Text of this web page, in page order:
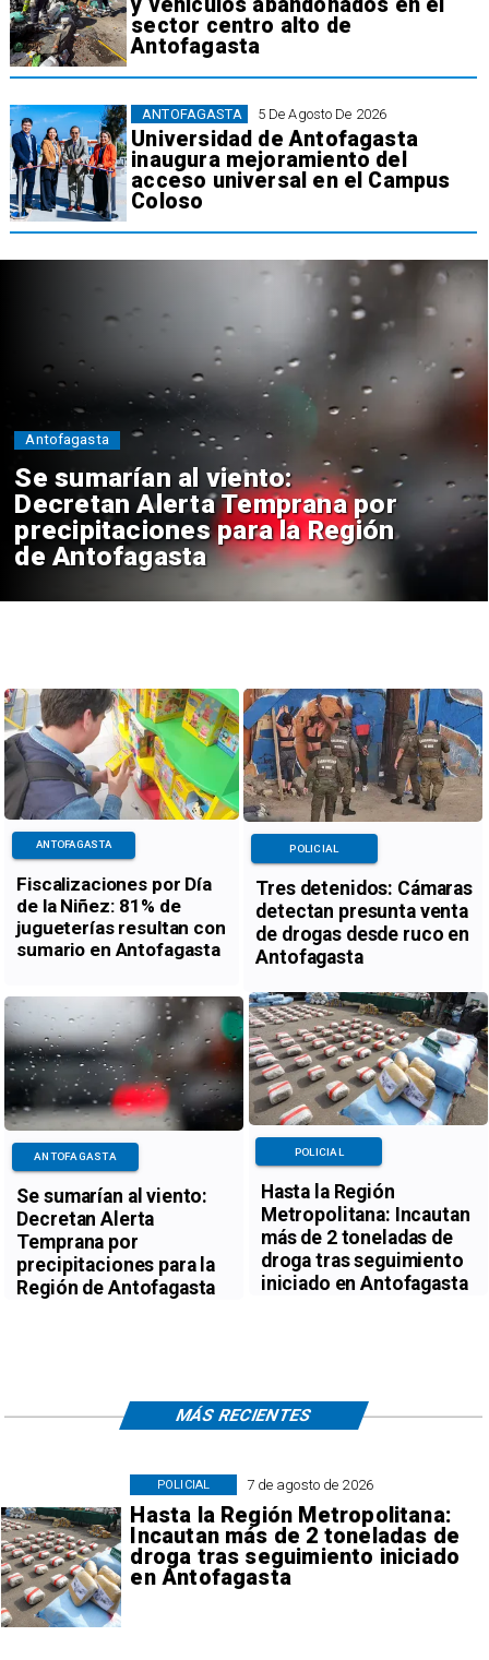
sector centro alto de
Antofagasta
5 De Agosto De 2026
Universidad de Antofagasta
inaugura mejoramiento del
acceso universal en el Campus
Coloso
ANTOFAGASTA
Se sumarían al viento:
Decretan Alerta Temprana por
precipitaciones para la Región
de Antofagasta
Antofagasta
Fiscalizaciones por Día
de la Niñez: 81% de
jugueterías resultan con
sumario en Antofagasta
ANTOFAGASTA
Tres detenidos: Cámaras
detectan presunta venta
de drogas desde ruco en
Antofagasta
POLICIAL
Se sumarían al viento:
Decretan Alerta
Temprana por
precipitaciones para la
Región de Antofagasta
ANTOFAGASTA
Hasta la Región
Metropolitana: Incautan
más de 2 toneladas de
droga tras seguimiento
iniciado en Antofagasta
POLICIAL
7 de agosto de 2026
Hasta la Región Metropolitana:
Incautan más de 2 toneladas de
droga tras seguimiento iniciado
en Antofagasta
POLICIAL
MÁS RECIENTES